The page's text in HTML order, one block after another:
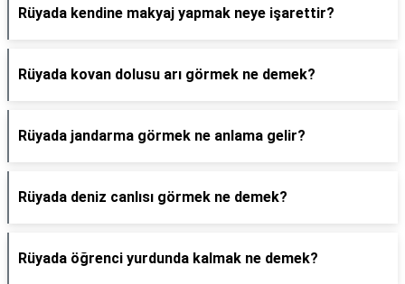
Rüyada kendine makyaj yapmak neye işarettir?
Rüyada kovan dolusu arı görmek ne demek?
Rüyada jandarma görmek ne anlama gelir?
Rüyada deniz canlısı görmek ne demek?
Rüyada öğrenci yurdunda kalmak ne demek?